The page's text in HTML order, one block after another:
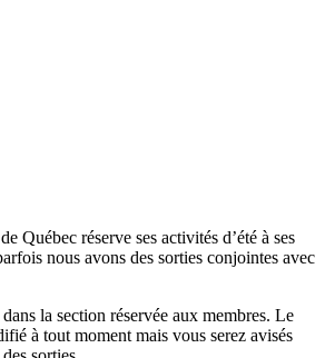
Québec réserve ses activités d’été à ses
nous avons des sorties conjointes avec
la section réservée aux membres. Le
à tout moment mais vous serez avisés